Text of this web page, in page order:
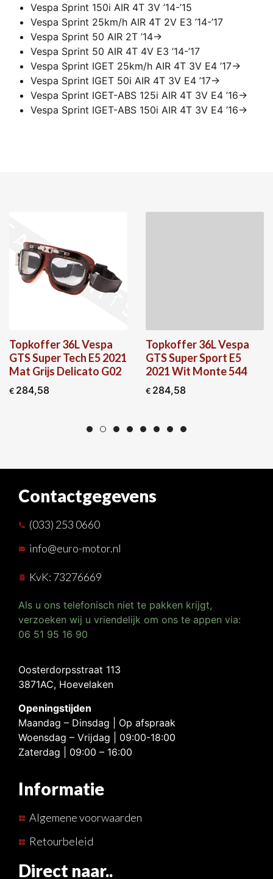
Vespa Sprint 150i AIR 4T 3V ’14-’15
Vespa Sprint 25km/h AIR 4T 2V E3 ’14-’17
Vespa Sprint 50 AIR 2T ’14->
Vespa Sprint 50 AIR 4T 4V E3 ’14-’17
Vespa Sprint IGET 25km/h AIR 4T 3V E4 ’17->
Vespa Sprint IGET 50i AIR 4T 3V E4 ’17->
Vespa Sprint IGET-ABS 125i AIR 4T 3V E4 ’16->
Vespa Sprint IGET-ABS 150i AIR 4T 3V E4 ’16->
Topkoffer 36L Vespa
GTS Super Tech E5 2021
Mat Grijs Delicato G02
€284,58
Topkoffer 36L Vespa
GTS Super Sport E5
2021 Wit Monte 544
€284,58
Contactgegevens
(033) 253 0660
info@euro-motor.nl
KvK: 73276669
Als u ons telefonisch niet te pakken krijgt,
verzoeken wij u vriendelijk om ons te appen via:
06 51 95 16 90
Oosterdorpsstraat 113
3871AC, Hoevelaken
Openingstijden
Maandag – Dinsdag | Op afspraak
Woensdag – Vrijdag | 09:00-18:00
Zaterdag | 09:00 – 16:00
Informatie
Algemene voorwaarden
Retourbeleid
Direct naar..